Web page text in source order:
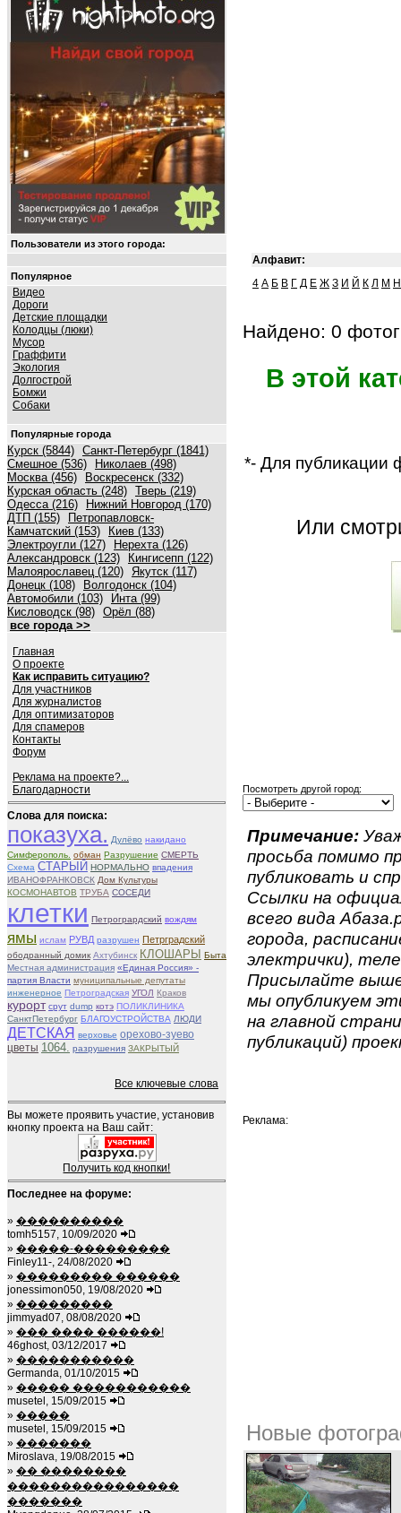
Пользователи из этого города:
Популярное
Видео
Дороги
Детские площадки
Колодцы (люки)
Мусор
Граффити
Экология
Долгострой
Бомжи
Собаки
Популярные города
Курск (5844) Санкт-Петербург (1841)
Смешное (536)
Николаев (498)
Москва (456)
Воскресенск (332)
Курская область (248) Тверь (219)
Одесса (216)
Нижний Новгород (170)
ДТП (155)
Петропавловск-
Камчатский (153)
Киев (133)
Электроугли (127)
Нерехта (126)
Александровск (123)
Кингисепп (122)
Малоярославец (120) Якутск (117)
Донецк (108)
Волгодонск (104)
Автомобили (103)
Инта (99)
Кисловодск (98) Орёл (88)
все города >>
Главная
О проекте
Как исправить ситуацию?
Для участников
Для журналистов
Для оптимизаторов
Для спамеров
Контакты
Форум
Реклама на проекте?...
Благодарности
Слова для поиска:
показуха. Дулёво накидано
Симферополь. обман Разрушение СМЕРТЬ
Схема СТАРЫЙ НОРМАЛЬНО впадения
ИВАНОФРАНКОВСК Дом Культуры
КОСМОНАВТОВ ТРУБА СОСЕДИ
клетки Петрогрардский вождям
ямы ислам РУВД разрушен Петрградский
ободранный домик Ахтубинск КЛОШАРЫ
Быта
Местная администрация «Единая Россия» -
партия Власти муниципальные депутаты
инженерное Петроградская УГОЛ Краков
курорт срут dump котэ ПОЛИКЛИНИКА
СанктПетербург БЛАГОУСТРОЙСТВА ЛЮДИ
ДЕТСКАЯ верховье орехово-зуево
цветы 1064. разрушения ЗАКРЫТЫЙ
Все ключевые слова
Вы можете проявить участие, установив
кнопку проекта на Ваш сайт:
Получить код кнопки!
Последнее на форуме:
» ����������
tomh5157, 10/09/2020
» �����-���������
Finley11-, 24/08/2020
» ��������� ������
jonessimon050, 19/08/2020
» ���������
jimmyad07, 08/08/2020
» ��� ���� ������!
46ghost, 03/12/2017
» �����������
Germanda, 01/10/2015
» ����� �����������
musetel, 15/09/2015
» �����
musetel, 15/09/2015
» �������
Miroslava, 19/08/2015
» �� ��������
����������������
�������
Алфавит:
4 А Б В Г Д Е Ж З И Й К Л М Н
Найдено: 0
В этой
*- Для публикации
Или
Посмотреть другой город:
Примечание:
просьба помимо
публиковать и
Ссылки на
всего вида
города,
электрички),
Присылайте
мы опубликуем
на главной
публикаций)
Реклама:
Новые